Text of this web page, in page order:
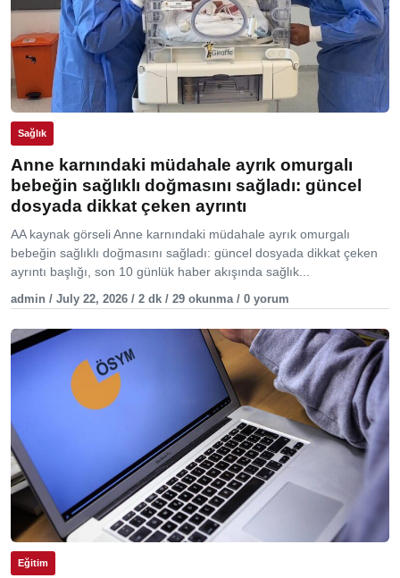
Sağlık
Anne karnındaki müdahale ayrık omurgalı
bebeğin sağlıklı doğmasını sağladı: güncel
dosyada dikkat çeken ayrıntı
AA kaynak görseli Anne karnındaki müdahale ayrık omurgalı
bebeğin sağlıklı doğmasını sağladı: güncel dosyada dikkat çeken
ayrıntı başlığı, son 10 günlük haber akışında sağlık...
admin / July 22, 2026 / 2 dk / 29 okunma / 0 yorum
Eğitim